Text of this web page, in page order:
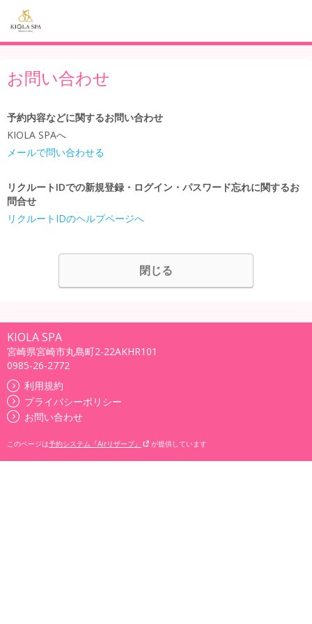
お問い合わせ
予約内容などに関するお問い合わせ
KIOLA SPAへ
メールで問い合わせる
リクルートIDでの新規登録・ログイン・パスワード忘れに関するお
問合せ
リクルートIDのヘルプページへ
閉じる
KIOLA SPA
宮崎県宮崎市丸島町2-22AKHR101
0985-26-2772
利用規約
プライバシーポリシー
お問い合わせ
このページは予約システム『Airリザーブ』 が提供しています